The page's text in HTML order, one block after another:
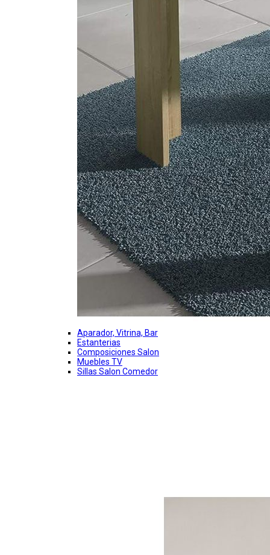
Aparador, Vitrina, Bar
Estanterias
Composiciones Salon
Muebles TV
Sillas Salon Comedor